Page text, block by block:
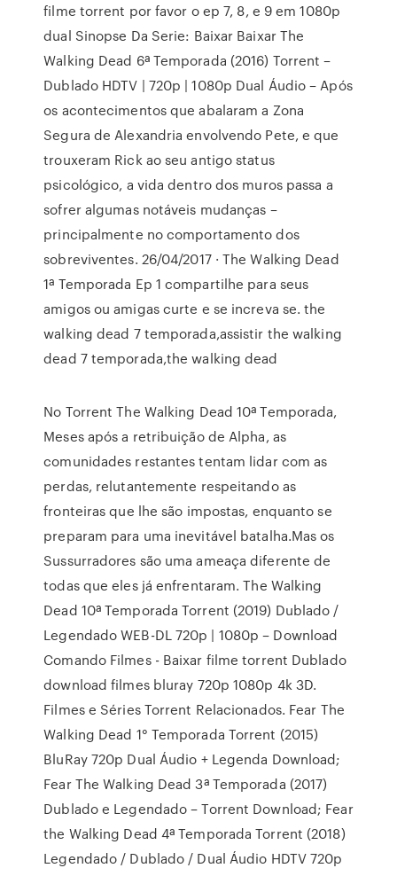
filme torrent por favor o ep 7, 8, e 9 em 1080p
dual Sinopse Da Serie: Baixar Baixar The
Walking Dead 6ª Temporada (2016) Torrent –
Dublado HDTV | 720p | 1080p Dual Áudio – Após
os acontecimentos que abalaram a Zona
Segura de Alexandria envolvendo Pete, e que
trouxeram Rick ao seu antigo status
psicológico, a vida dentro dos muros passa a
sofrer algumas notáveis mudanças –
principalmente no comportamento dos
sobreviventes. 26/04/2017 · The Walking Dead
1ª Temporada Ep 1 compartilhe para seus
amigos ou amigas curte e se increva se. the
walking dead 7 temporada,assistir the walking
dead 7 temporada,the walking dead
No Torrent The Walking Dead 10ª Temporada,
Meses após a retribuição de Alpha, as
comunidades restantes tentam lidar com as
perdas, relutantemente respeitando as
fronteiras que lhe são impostas, enquanto se
preparam para uma inevitável batalha.Mas os
Sussurradores são uma ameaça diferente de
todas que eles já enfrentaram. The Walking
Dead 10ª Temporada Torrent (2019) Dublado /
Legendado WEB-DL 720p | 1080p – Download
Comando Filmes - Baixar filme torrent Dublado
download filmes bluray 720p 1080p 4k 3D.
Filmes e Séries Torrent Relacionados. Fear The
Walking Dead 1° Temporada Torrent (2015)
BluRay 720p Dual Áudio + Legenda Download;
Fear The Walking Dead 3ª Temporada (2017)
Dublado e Legendado – Torrent Download; Fear
the Walking Dead 4ª Temporada Torrent (2018)
Legendado / Dublado / Dual Áudio HDTV 720p